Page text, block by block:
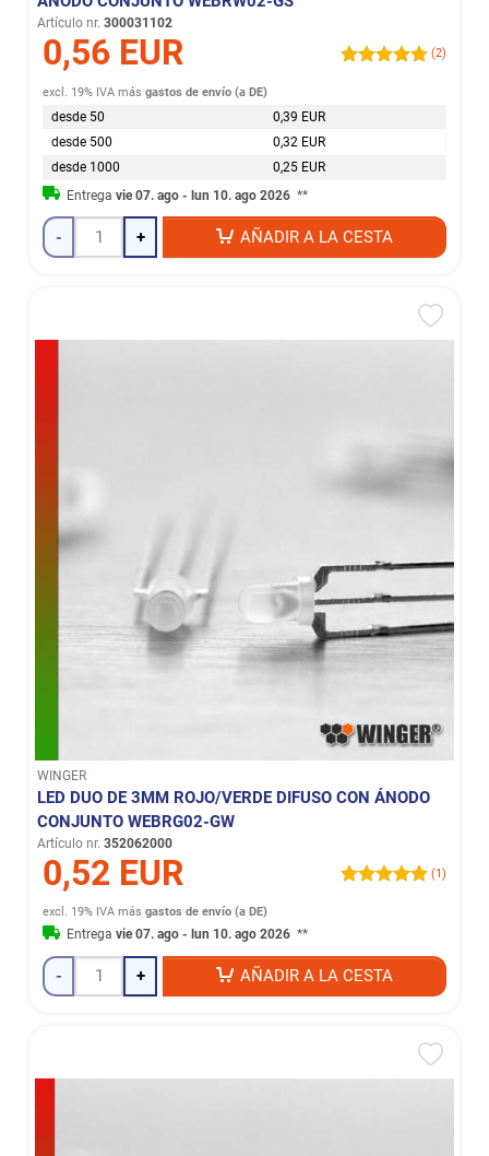
Artículo nr. 300031102
0,56 EUR (2)
excl. 19% IVA másgastos de envío (a DE)
desde 50
0,39 EUR
desde 500
0,32 EUR
desde 1000
0,25 EUR
Entregavie 07. ago - lun 10. ago 2026 **
- + AÑADIR A LA CESTA
WINGER
LED DUO DE 3MM ROJO/VERDE DIFUSO CON ÁNODO
CONJUNTO WEBRG02-GW
Artículo nr. 352062000
0,52 EUR (1)
excl. 19% IVA másgastos de envío (a DE)
Entregavie 07. ago - lun 10. ago 2026 **
- + AÑADIR A LA CESTA